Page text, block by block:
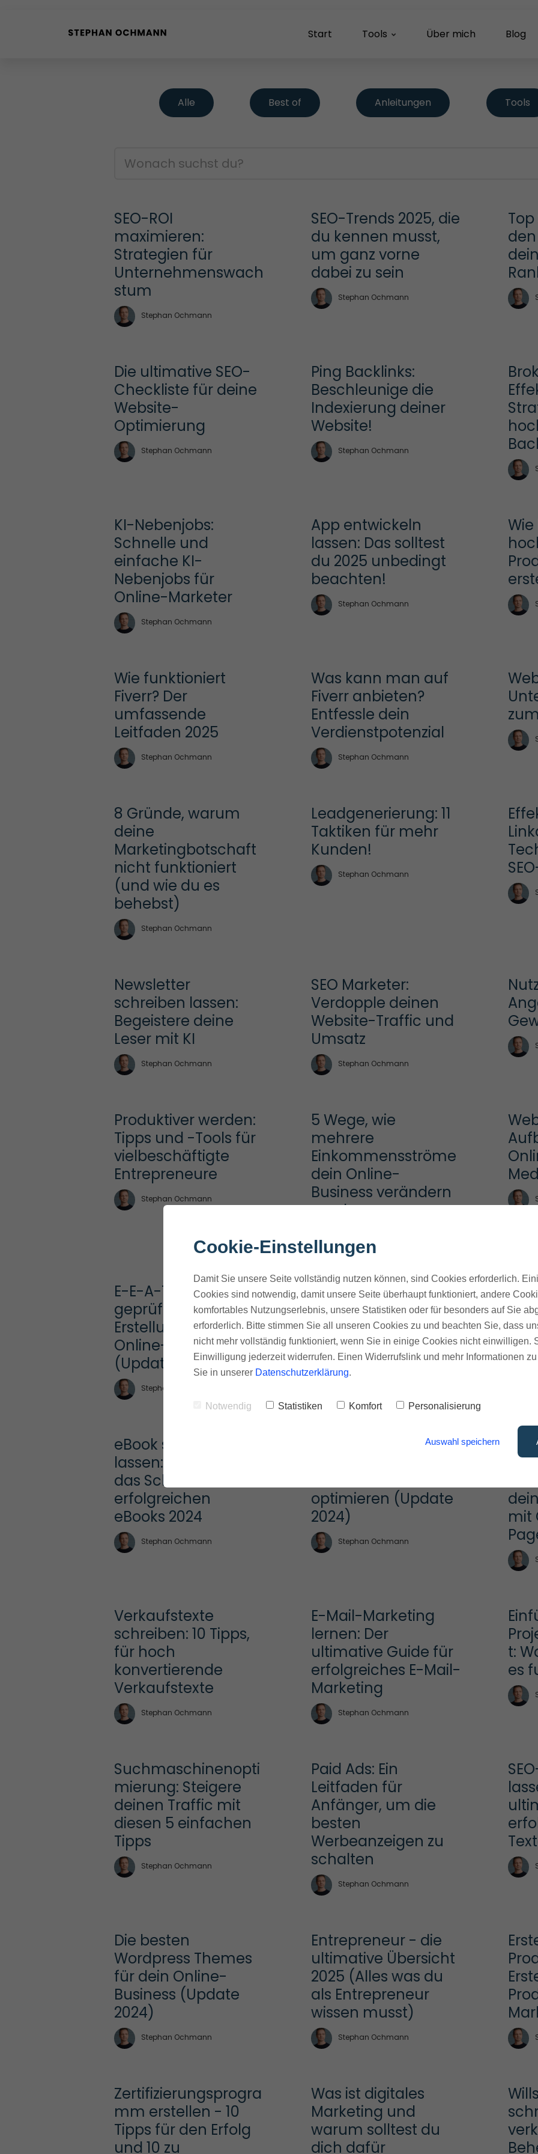
Start Tools Über mich Blog
Alle Best of Anleitungen Tools
SEO-ROI
maximieren:
Strategien für
Unternehmenswach
stum
Stephan Ochmann
SEO-Trends 2025, die
du kennen musst,
um ganz vorne
dabei zu sein
Stephan Ochmann
Top
Die ultimative SEO-
Checkliste für deine
Website-
Optimierung
Stephan Ochmann
Ping Backlinks:
Beschleunige die
Indexierung deiner
Website!
Stephan Ochmann
KI-Nebenjobs:
Schnelle und
einfache KI-
Nebenjobs für
Online-Marketer
Stephan Ochmann
App entwickeln
lassen: Das solltest
du 2025 unbedingt
beachten!
Stephan Ochmann
Wie funktioniert
Fiverr? Der
umfassende
Leitfaden 2025
Stephan Ochmann
Was kann man auf
Fiverr anbieten?
Entfessle dein
Verdienstpotenzial
Stephan Ochmann
8 Gründe, warum
deine
Marketingbotschaft
nicht funktioniert
(und wie du es
behebst)
Stephan Ochmann
Leadgenerierung: 11
Taktiken für mehr
Kunden!
Stephan Ochmann
Newsletter
schreiben lassen:
Begeistere deine
Leser mit KI
Stephan Ochmann
SEO Marketer:
Verdopple deinen
Website-Traffic und
Umsatz
Stephan Ochmann
Produktiver werden:
Tipps und -Tools für
vielbeschäftigte
Entrepreneure
Stephan Ochmann
5 Wege, wie
mehrere
Einkommensströme
dein Online-
Business verändern
werden
E-E-A-T Googles
geprüfte Content-
Erstellung für
Online-Marketer
(Update 2024)
Stephan Ochmann
10 Landingpage-
Tipps zur Steigerung
deiner Conversions
(Update 2025)
Stephan Ochmann
für
eBook schreiben
lassen: Top-Tipps für
das Schreiben eines
erfolgreichen
eBooks 2024
Stephan Ochmann
optimieren (Update
2024)
Stephan Ochmann
mit
Verkaufstexte
schreiben: 10 Tipps,
für hoch
konvertierende
Verkaufstexte
Stephan Ochmann
E-Mail-Marketing
lernen: Der
ultimative Guide für
erfolgreiches E-Mail-
Marketing
Stephan Ochmann
t:
es
Suchmaschinenopti
mierung: Steigere
deinen Traffic mit
diesen 5 einfachen
Tipps
Stephan Ochmann
Paid Ads: Ein
Leitfaden für
Anfänger, um die
besten
Werbeanzeigen zu
schalten
Stephan Ochmann
Die besten
Wordpress Themes
für dein Online-
Business (Update
2024)
Stephan Ochmann
Entrepreneur - die
ultimative Übersicht
2025 (Alles was du
als Entrepreneur
wissen musst)
Stephan Ochmann
Zertifizierungsprogra
mm erstellen - 10
Tipps für den Erfolg
und 10 zu
Was ist digitales
Marketing und
warum solltest du
dich dafür
Cookie-Einstellungen
Damit Sie unsere Seite vollständig nutzen können, sind Cookies erforderlich.
Cookies sind notwendig, damit unsere Seite überhaupt funktioniert, andere
komfortables Nutzungserlebnis, unsere Statistiken oder für besonders auf Sie
erforderlich. Bitte stimmen Sie all unseren Cookies zu und beachten Sie, dass
nicht mehr vollständig funktioniert, wenn Sie in einige Cookies nicht einwilligen.
Einwilligung jederzeit widerrufen. Einen Widerrufslink und mehr Informationen
Sie in unserer Datenschutzerklärung.
Notwendig Statistiken Komfort Personalisierung
Auswahl speichern